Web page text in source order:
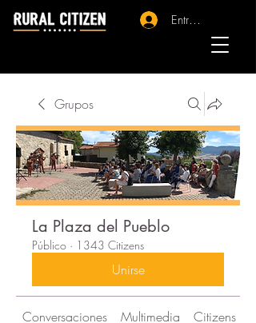
Entrar - Registro
Grupos
La Plaza del Pueblo
Público · 1343 Citizens
Unirse
Conversaciones Multimedia Citizens